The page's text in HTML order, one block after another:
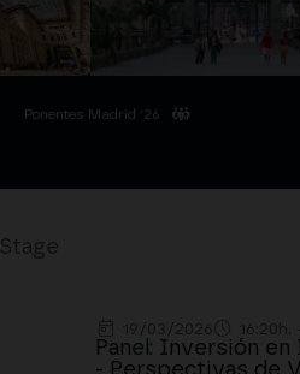
Ponentes Madrid '26
Panel: Inversión